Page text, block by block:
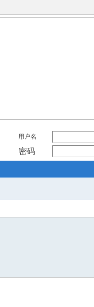
用户名
密码